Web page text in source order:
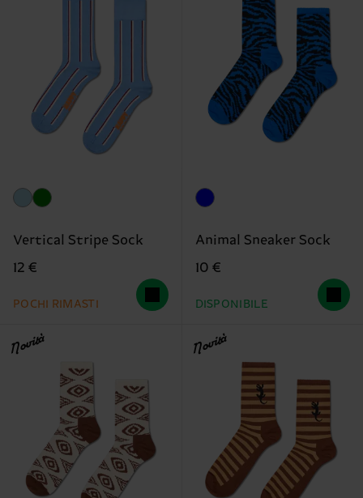
Vertical Stripe Sock
12 €
POCHI RIMASTI
Animal Sneaker Sock
10 €
DISPONIBILE
Novità Novità